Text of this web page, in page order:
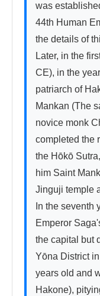
was
44th Human
the details of
Later, in the
CE), in the
patriarch of
Mankan (The
novice monk
completed the
the Hōkō
him Saint
Jinguji temple
In the seventh
Emperor
the capital but
Yōna District
years old and
Hakone),